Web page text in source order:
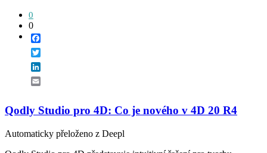
0
0
Qodly Studio pro 4D: Co je nového v 4D 20 R4
Automaticky přeloženo z Deepl